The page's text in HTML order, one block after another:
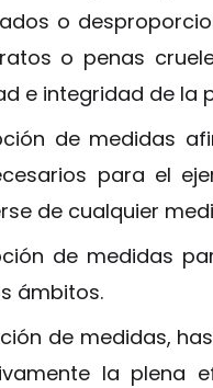
o
o penas
e integridad de la
de medidas
para el
de cualquier
de medidas
ámbitos.
de medidas,
la plena